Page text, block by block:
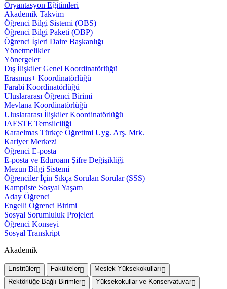
Oryantasyon Eğitimleri
Akademik Takvim
Öğrenci Bilgi Sistemi (OBS)
Öğrenci Bilgi Paketi (OBP)
Öğrenci İşleri Daire Başkanlığı
Yönetmelikler
Yönergeler
Dış İlişkiler Genel Koordinatörlüğü
Erasmus+ Koordinatörlüğü
Farabi Koordinatörlüğü
Uluslararası Öğrenci Birimi
Mevlana Koordinatörlüğü
Uluslararası İlişkiler Koordinatörlüğü
IAESTE Temsilciliği
Karaelmas Türkçe Öğretimi Uyg. Arş. Mrk.
Kariyer Merkezi
Öğrenci E-posta
E-posta ve Eduroam Şifre Değişikliği
Mezun Bilgi Sistemi
Öğrenciler İçin Sıkça Sorulan Sorular (SSS)
Kampüste Sosyal Yaşam
Aday Öğrenci
Engelli Öğrenci Birimi
Sosyal Sorumluluk Projeleri
Öğrenci Konseyi
Sosyal Transkript
Akademik
Enstitüler Fakülteler
Meslek Yüksekokulları
Rektörlüğe Bağlı Birimler
Yüksekokullar ve Konservatuvar